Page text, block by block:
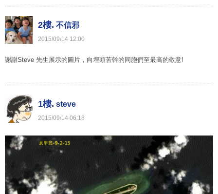
2樓. 不信邪
2015/09/14 12:00
謝謝Steve 先生展示的圖片，向埋頭苦幹的同胞們至最高的敬意!
1樓. steve
2015/09/14 06:18